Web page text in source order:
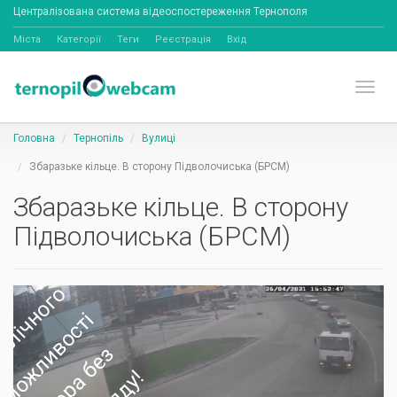
Централізована система відеоспостереження Тернополя
Міста Категорії Теги Реєстрація Вхід
Головна Тернопіль Вулиці
Збаразьке кільце. В сторону Підволочиська (БРСМ)
Збаразьке кільце. В сторону
Підволочиська (БРСМ)